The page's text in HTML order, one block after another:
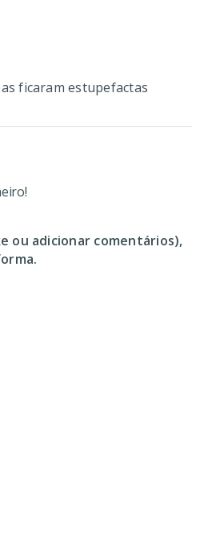
ficaram estupefactas
ou adicionar comentários),